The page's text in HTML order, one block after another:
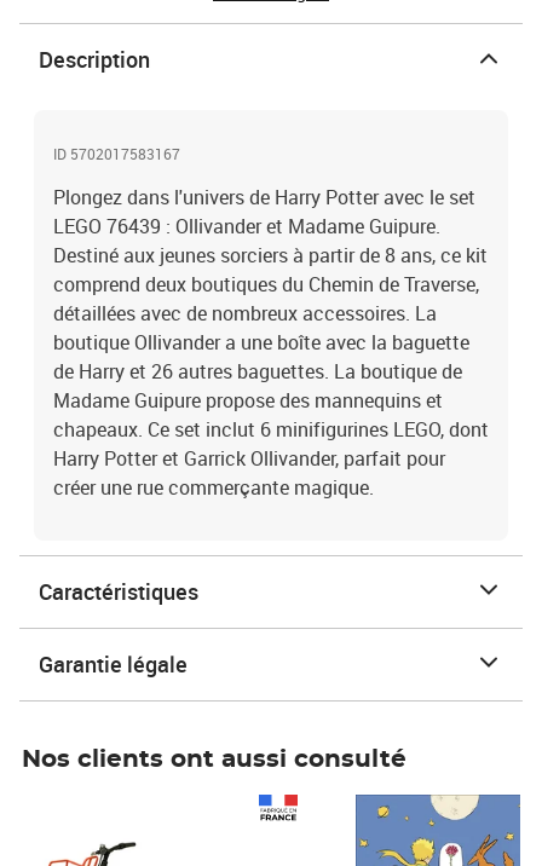
Description
ID 5702017583167
Plongez dans l'univers de Harry Potter avec le set
LEGO 76439 : Ollivander et Madame Guipure.
Destiné aux jeunes sorciers à partir de 8 ans, ce kit
comprend deux boutiques du Chemin de Traverse,
détaillées avec de nombreux accessoires. La
boutique Ollivander a une boîte avec la baguette
de Harry et 26 autres baguettes. La boutique de
Madame Guipure propose des mannequins et
chapeaux. Ce set inclut 6 minifigurines LEGO, dont
Harry Potter et Garrick Ollivander, parfait pour
créer une rue commerçante magique.
Caractéristiques
Garantie légale
Nos clients ont aussi consulté
Prix 7,50€